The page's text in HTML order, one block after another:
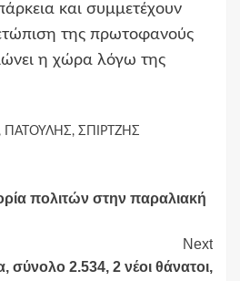
και συμμετέχουν
της πρωτοφανούς
η χώρα λόγω της
, ΠΑΤΟΥΛΗΣ, ΣΠΙΡΤΖΗΣ
πολιτών στην παραλιακή
Next
σύνολο 2.534, 2 νέοι θάνατοι,